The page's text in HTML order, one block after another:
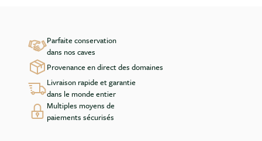
Parfaite conservation
dans nos caves
Provenance en direct des domaines
Livraison rapide et garantie
dans le monde entier
Multiples moyens de
paiements sécurisés